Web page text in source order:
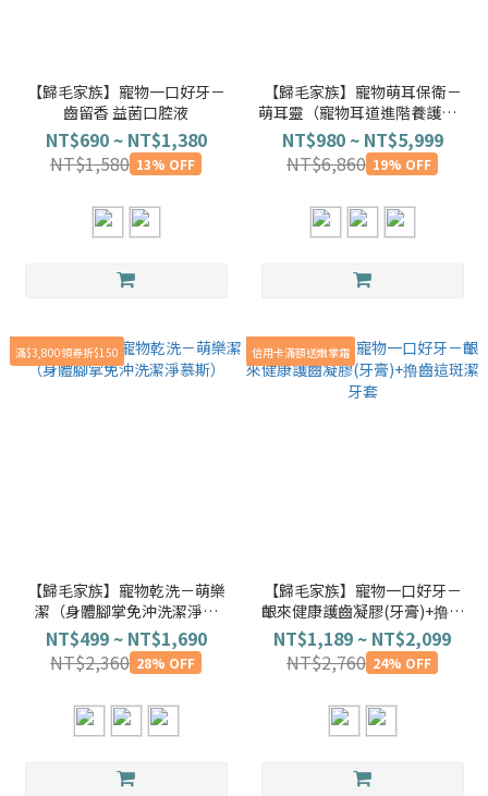
【歸毛家族】寵物一口好牙－
齒留香 益菌口腔液
NT$690 ~ NT$1,380
NT$1,580 13% OFF
【歸毛家族】寵物萌耳保衛－
萌耳靈（寵物耳道進階養護）⚡️
三代升級
NT$980 ~ NT$5,999
NT$6,860 19% OFF
滿$3,800領券折$150
【歸毛家族】寵物乾洗－萌樂
潔（身體腳掌免沖洗潔淨慕
斯）
NT$499 ~ NT$1,690
NT$2,360 28% OFF
信用卡滿額送嫩掌霜
【歸毛家族】寵物一口好牙－
齦來健康護齒凝膠(牙膏)+撸齒
這斑潔牙套
NT$1,189 ~ NT$2,099
NT$2,760 24% OFF